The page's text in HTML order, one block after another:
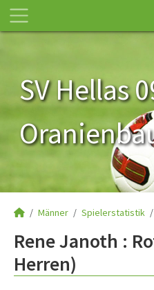
SV Hellas
Männer Spielerstatistik
Rene Janoth :
Herren)